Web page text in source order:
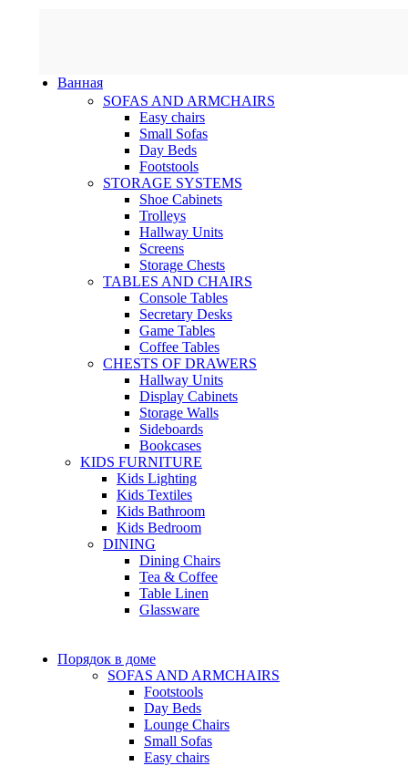
Ванная
SOFAS AND ARMCHAIRS
Easy chairs
Small Sofas
Day Beds
Footstools
STORAGE SYSTEMS
Shoe Cabinets
Trolleys
Hallway Units
Screens
Storage Chests
TABLES AND CHAIRS
Console Tables
Secretary Desks
Game Tables
Coffee Tables
CHESTS OF DRAWERS
Hallway Units
Display Cabinets
Storage Walls
Sideboards
Bookcases
KIDS FURNITURE
Kids Lighting
Kids Textiles
Kids Bathroom
Kids Bedroom
DINING
Dining Chairs
Tea & Coffee
Table Linen
Glassware
Порядок в доме
SOFAS AND ARMCHAIRS
Footstools
Day Beds
Lounge Chairs
Small Sofas
Easy chairs